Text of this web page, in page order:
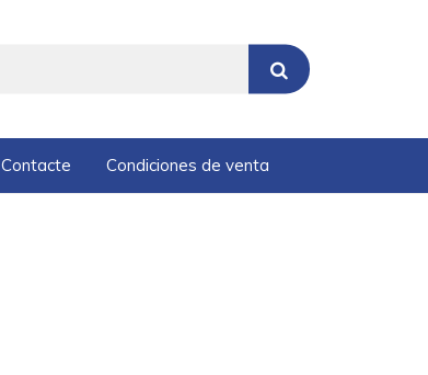
Contacte Condiciones de venta